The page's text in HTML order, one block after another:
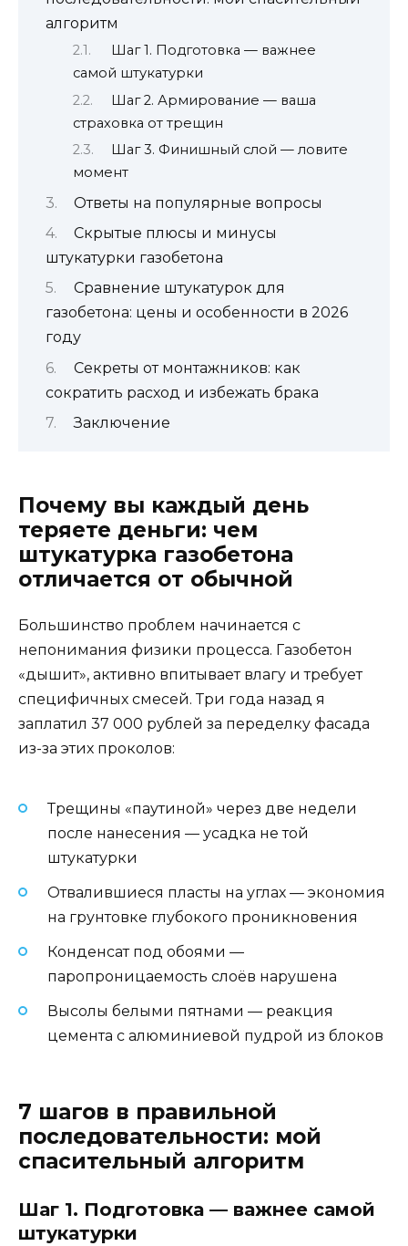
алгоритм
Шаг 1. Подготовка — важнее
самой штукатурки
Шаг 2. Армирование — ваша
страховка от трещин
Шаг 3. Финишный слой — ловите
момент
Ответы на популярные вопросы
Скрытые плюсы и минусы
штукатурки газобетона
Сравнение штукатурок для
газобетона: цены и особенности в 2026
году
Секреты от монтажников: как
сократить расход и избежать брака
Заключение
Почему вы каждый день
теряете деньги: чем
штукатурка газобетона
отличается от обычной
Большинство проблем начинается с
непонимания физики процесса. Газобетон
«дышит», активно впитывает влагу и требует
специфичных смесей. Три года назад я
заплатил 37 000 рублей за переделку фасада
из-за этих проколов:
Трещины «паутиной» через две недели
после нанесения — усадка не той
штукатурки
Отвалившиеся пласты на углах — экономия
на грунтовке глубокого проникновения
Конденсат под обоями —
паропроницаемость слоёв нарушена
Высолы белыми пятнами — реакция
цемента с алюминиевой пудрой из блоков
7 шагов в правильной
последовательности: мой
спасительный алгоритм
Шаг 1. Подготовка — важнее самой
штукатурки